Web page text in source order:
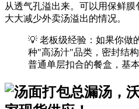
从透气孔溢出来。可以用保鲜
大大减少外卖汤溢出的情况。
💡 老板级经验：如果你做
种"高汤汁"品类，密封结
普通单层扣合的餐盒，基